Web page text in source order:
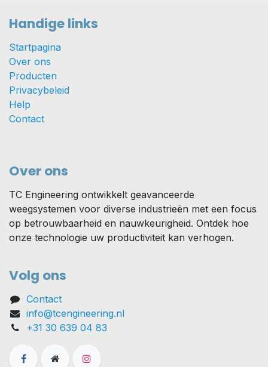
Handige links
Startpagina
Over ons
Producten
Privacybeleid
Help
Contact
Over ons
TC Engineering ontwikkelt geavanceerde
weegsystemen voor diverse industrieën met een focus
op betrouwbaarheid en nauwkeurigheid. Ontdek hoe
onze technologie uw productiviteit kan verhogen.
Volg ons
Contact
info@tcengineering.nl
+31 30 639 04 83